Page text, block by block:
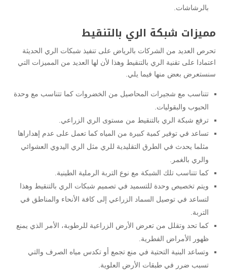
بالرشاشات.
مميزات شبكة الري بالتنقيط
تحرص العديد من الشركات بالرياض على تنفيذ شبكات الري الحديثة
اعتمادا على تقنية الري بالتنقيط وهذا لأن لها العديد من المميزات التي
سنستعرض بعض منها فيما يلي.
تتناسب مع شجيرات المحاصيل من الخضروات كما تتناسب مع وحدة
الحبوب والبقوليات.
ترفع شبكة الري بالتنقيط من مستوى الري الزراعي.
تساعد في توفير كمية كبيرة من المياه كما تعمل على عدم إهداراها
مثلما يحدث في الطرق التقليدية للري مثل الري اليدوي العشوائي
والري بالغمر.
كما تتناسب تلك الشبكة مع نوع التربة الرملية الطينية.
ويتم تخصيص وحدة للتسميد في تصميم شبكات الري بالتنقيط وهذا
لتساعد في توصيل السماد الزراعي إلى كافة الأنحاء والمناطق في
التربة.
كما تحد وتقلل من تعرض الأرض الزراعية للرطوبة، الأمر الذي يمنع
ظهور الأمراض الفطرية.
وتساعد البنية التحتية في منع تجمع أو تكدس مياه الصرف والتي
تسبب ضرر في طبقات الأرض العلوية.